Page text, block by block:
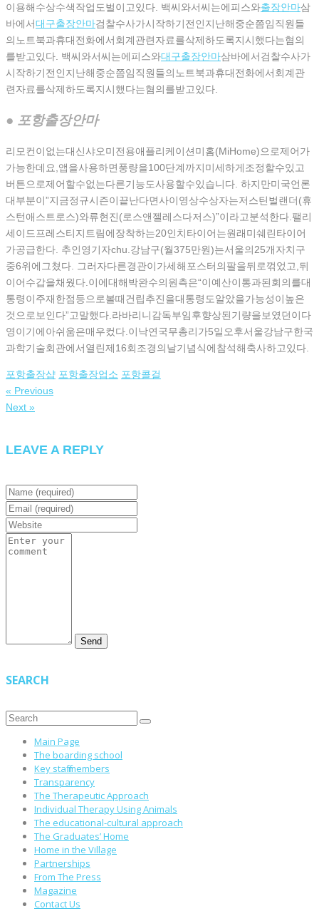
이용해수상수색작업도벌이고있다. 백씨와서씨는에피스와출장안마삼
바에서대구출장안마검찰수사가시작하기전인지난해중순쯤임직원들
의노트북과휴대전화에서회계관련자료를삭제하도록지시했다는혐의
를받고있다. 백씨와서씨는에피스와대구출장안마삼바에서검찰수사가
시작하기전인지난해중순쯤임직원들의노트북과휴대전화에서회계관
련자료를삭제하도록지시했다는혐의를받고있다.
● 포항출장안마
리모컨이없는대신샤오미전용애플리케이션미홈(MiHome)으로제어가
가능한데요,앱을사용하면풍량을100단계까지미세하게조정할수있고
버튼으로제어할수없는다른기능도사용할수있습니다. 하지만미국언론
대부분이”지금정규시즌이끝난다면사이영상수상자는저스틴벌랜더(휴
스턴애스트로스)와류현진(로스앤젤레스다저스)”이라고분석한다.팰리
세이드프레스티지트림에장착하는20인치타이어는원래미쉐린타이어
가공급한다. 추인영기자chu.강남구(월375만원)는서울의25개자치구
중6위에그쳤다. 그러자다른경관이가세해포스터의팔을뒤로꺾었고,뒤
이어수갑을채웠다.이에대해박완수의원측은“이예산이통과된회의를대
통령이주재한점등으로볼때건립추진을대통령도알았을가능성이높은
것으로보인다”고말했다.라바리니감독부임후향상된기량을보였던이다
영이기에아쉬움은매우컸다.이낙연국무총리가5일오후서울강남구한국
과학기술회관에서열린제16회조경의날기념식에참석해축사하고있다.
포항 출장샵 포항출장업소 포항콜걸
« Previous
Next »
LEAVE A REPLY
SEARCH
Main Page
The boarding school
Key staff members
Transparency
The Therapeutic Approach
Individual Therapy Using Animals
The educational-cultural approach
The Graduates’ Home
Home in the Village
Partnerships
From The Press
Magazine
Contact Us